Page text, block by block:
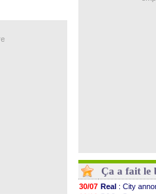
Ça a fait le
30/07 Real : City